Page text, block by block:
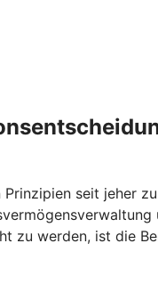
seit jeher
zu werden, ist die